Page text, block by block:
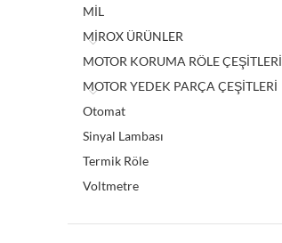
MİL
MİROX ÜRÜNLER
MOTOR KORUMA RÖLE ÇEŞİTLERİ
MOTOR YEDEK PARÇA ÇEŞİTLERİ
Otomat
Sinyal Lambası
Termik Röle
Voltmetre